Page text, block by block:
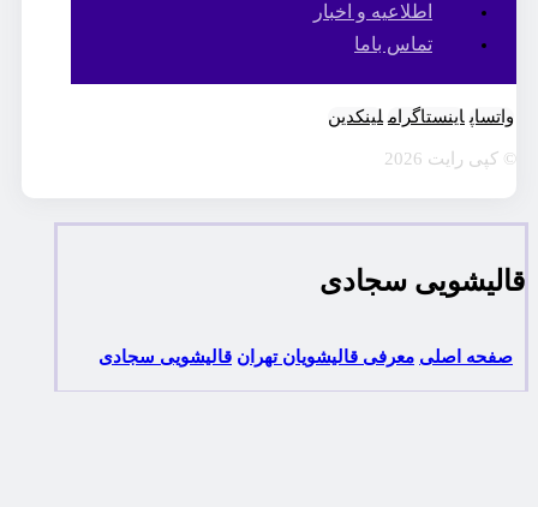
اطلاعیه و اخبار
تماس باما
واتساپ اینستاگرام لینکدین
© کپی رایت 2026
قالیشویی سجادی
صفحه اصلی معرفی قالیشویان تهران قالیشویی سجادی